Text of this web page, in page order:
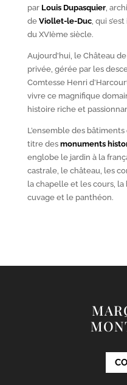
par Louis Dupasquier,
de Viollet-le-Duc, qui
du XVIèmesiècle.
Aujourd’hui, le Château
privée, gérée par les
Comtesse Henri
vivre ce magnifique
histoire riche et
L’ensemble des
titre des monuments
englobe le jardin à la
castrale, le château, les
la chapelle et les cours,
cuvage et le panthéon.